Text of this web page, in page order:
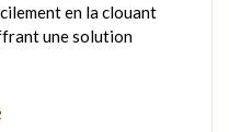
en la clouant
une solution